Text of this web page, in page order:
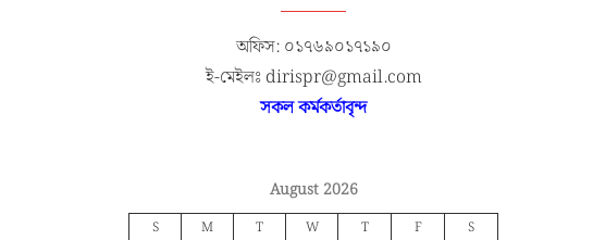
অফিস: ০১৭৬৯০১৭১৯০
ই-মেইলঃ dirispr@gmail.com
সকল কর্মকর্তাবৃন্দ
August 2026
S M T W T F S